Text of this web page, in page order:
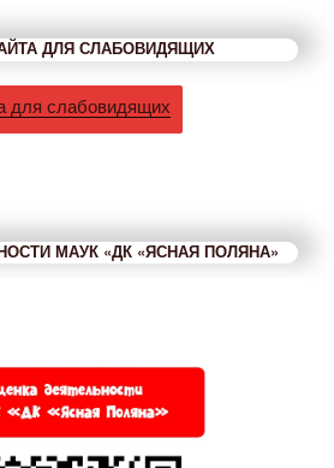
ДЛЯ СЛАБОВИДЯЩИХ
для слабовидящих
МАУК «ДК «ЯСНАЯ ПОЛЯНА»